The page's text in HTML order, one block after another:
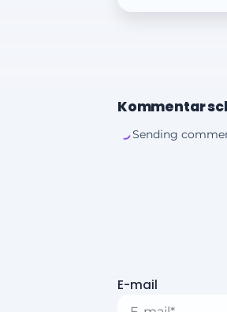
Kommentar
Sending
E-mail